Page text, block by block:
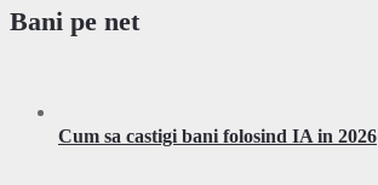
Bani pe net
Cum sa castigi bani folosind IA in 2026